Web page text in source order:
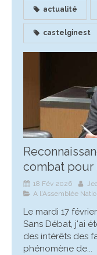
actualité
castelginest
combat pour
18 Fév 2026
A l'Assemblée
Le mardi 17
Sans Débat, j'ai
des intérêts des
phénomène de...